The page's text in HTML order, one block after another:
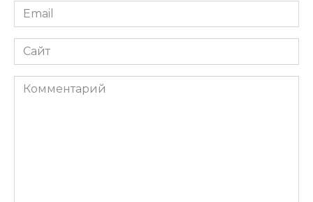
Email
Сайт
Комментарий